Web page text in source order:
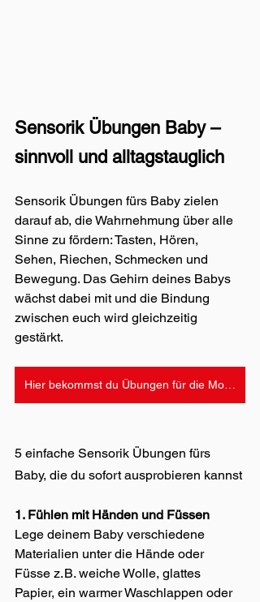
Sensorik Übungen Baby –
sinnvoll und alltagstauglich
Sensorik Übungen fürs Baby zielen
darauf ab, die Wahrnehmung über alle
Sinne zu fördern: Tasten, Hören,
Sehen, Riechen, Schmecken und
Bewegung. Das Gehirn deines Babys
wächst dabei mit und die Bindung
zwischen euch wird gleichzeitig
gestärkt.
Hier bekommst du Übungen für die Motorik deines Babys
5 einfache Sensorik Übungen fürs
Baby, die du sofort ausprobieren kannst
1. Fühlen mit Händen und Füssen
Lege deinem Baby verschiedene
Materialien unter die Hände oder
Füsse z. B. weiche Wolle, glattes
Papier, ein warmer Waschlappen oder